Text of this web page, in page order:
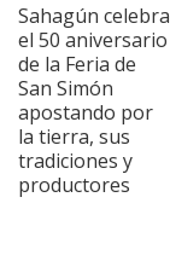
Sahagún celebra
el 50 aniversario
de la Feria de
San Simón
apostando por
la tierra, sus
tradiciones y
productores